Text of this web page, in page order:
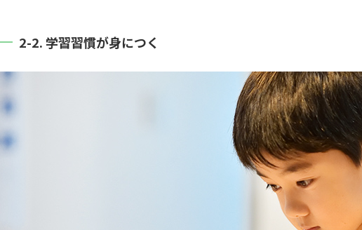
2-2. 学習習慣が身につく